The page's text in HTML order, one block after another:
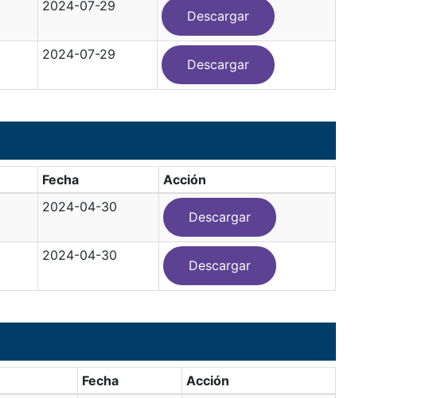
2024-07-29
Descargar
2024-07-29
Descargar
Fecha
Acción
2024-04-30
Descargar
2024-04-30
Descargar
Fecha
Acción